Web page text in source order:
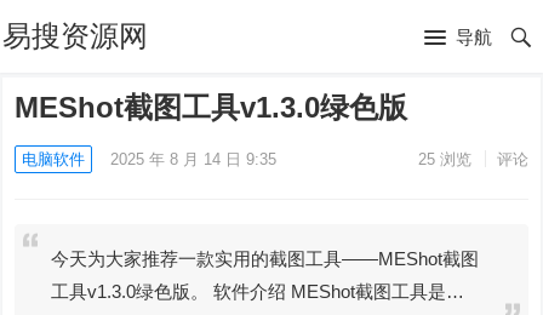
易搜资源网 导航
MEShot截图工具v1.3.0绿色版
电脑软件 2025 年 8 月 14 日 9:35 25浏览 评论
今天为大家推荐一款实用的截图工具——MEShot截图
工具v1.3.0绿色版。 软件介绍 MEShot截图工具是…